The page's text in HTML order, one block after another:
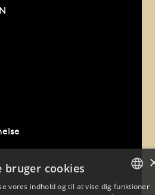
bruger cookies
vores indhold og til at vise dig funktioner